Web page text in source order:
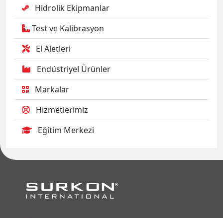
Hidrolik Ekipmanlar
Test ve Kalibrasyon
El Aletleri
Endüstriyel Ürünler
Markalar
Hizmetlerimiz
Eğitim Merkezi